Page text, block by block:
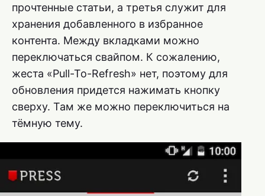
прочтенные статьи, а третья служит для
хранения добавленного в избранное
контента. Между вкладками можно
переключаться свайпом. К сожалению,
жеста «Pull-To-Refresh» нет, поэтому для
обновления придется нажимать кнопку
сверху. Там же можно переключиться на
тёмную тему.